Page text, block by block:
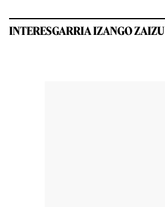
INTERESGARRIA IZANGO ZAIZU